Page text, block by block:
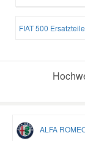
FIAT 500 Ersatzteile
ALFA